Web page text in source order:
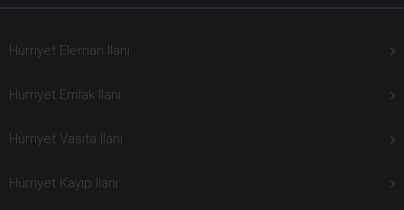
Hürriyet Eleman İlanı
Hürriyet Emlak İlanı
Hürriyet Vasıta İlanı
Hürriyet Kayıp İlanı